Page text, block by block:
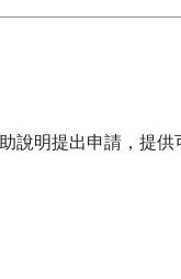
說明提出申請， 提供